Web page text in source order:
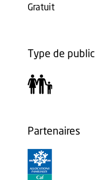
Gratuit
Type de public
Partenaires